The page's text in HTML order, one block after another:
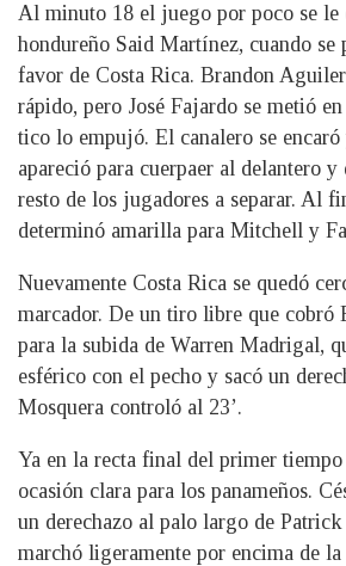
Al minuto 18 el juego por poco se le
hondureño Said Martínez, cuando se
favor de Costa Rica. Brandon
rápido, pero José Fajardo se metió
tico lo empujó. El canalero se
apareció para cuerpaer al delantero
resto de los jugadores a separar. Al
determinó amarilla para Mitchell y
Nuevamente Costa Rica se quedó
marcador. De un tiro libre que cobró
para la subida de Warren Madrigal,
esférico con el pecho y sacó un
Mosquera controló al 23’.
Ya en la recta final del primer
ocasión clara para los panameños.
un derechazo al palo largo de Patrick
marchó ligeramente por encima de